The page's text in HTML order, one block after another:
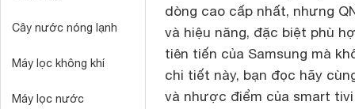
Cây nước nóng lạnh
Máy lọc không khí
Máy lọc nước
dòng cao cấp nhất, nhưng
và hiệu năng, đặc biệt phù
tiên tiến của Samsung mà
chi tiết này, bạn đọc hãy
và nhược điểm của smart tivi